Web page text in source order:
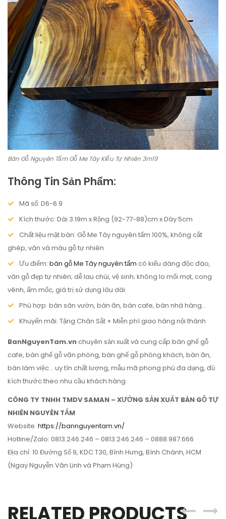
Bàn Gỗ Nguyên Tấm Gỗ Me Tây Kiểu Tự Nhiên 3m19
Thông Tin Sản Phẩm:
Mã số: D6-6.9
Kích thước: Dài 3.19m x Rộng (92-77-88)cm x Dày 5cm
Chất liệu mặt bàn: Gỗ Me Tây nguyên tấm 100%, không cắt
ghép, vân và màu gỗ tự nhiên
Ưu điểm: bàn gỗ Me Tây nguyên tấm có kiểu dáng độc đáo,
vân gỗ đẹp tự nhiên; dễ lau chùi, vệ sinh; không lo mối mọt, cong
vênh, ẩm mốc, giá trị sử dụng lâu dài.
Phù hợp: bàn sân vườn, bàn ăn, bàn cafe, bàn nhà hàng…
Khuyến mãi: Tặng Chân Sắt + Miễn phí giao hàng nội thành
BanNguyenTam.vnchuyên sản xuất và cung cấp bàn ghế gỗ
cafe, bàn ghế gỗ văn phòng, bàn ghế gỗ phòng khách, bàn ăn,
bàn làm việc… uy tín chất lượng, mẫu mã phong phú đa dạng, đủ
kích thước theo nhu cầu khách hàng.
CÔNG TY TNHH TMDV SAMAN – XƯỞNG SẢN XUẤT BÀN GỖ TỰ
NHIÊN NGUYÊN TẤM
Website: https://bannguyentam.vn/
Hotline/Zalo: 0813.246.246 – 0813.246.246 – 0888.987.666
Địa chỉ: 10 Đường Số 9, KDC T30, Bình Hưng, Bình Chánh, HCM
(Ngay Nguyễn Văn Linh và Phạm Hùng)